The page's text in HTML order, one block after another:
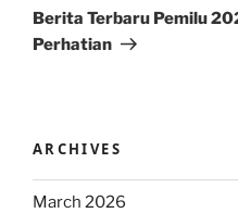
Post
Berita Terbaru Pemilu
Perhatian
ARCHIVES
March 2026